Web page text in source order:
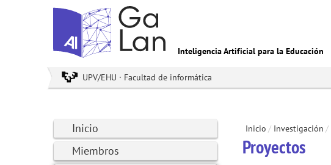
Inteligencia Artificial para la Educación
UPV/EHU · Facultad de informática
Inicio
Miembros
Inicio / Investigación /
Proyectos